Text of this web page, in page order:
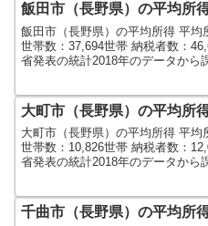
飯田市（長野県）の平均所
飯田市（長野県）の平均所得 平均
世帯数：37,694世帯 納税者数：
省発表の統計2018年のデータから
大町市（長野県）の平均所
大町市（長野県）の平均所得 平均
世帯数：10,826世帯 納税者数：
省発表の統計2018年のデータから
千曲市（長野県）の平均所